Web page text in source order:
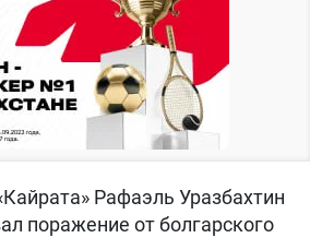
Рафаэль Уразбахтин
поражение от болгарского